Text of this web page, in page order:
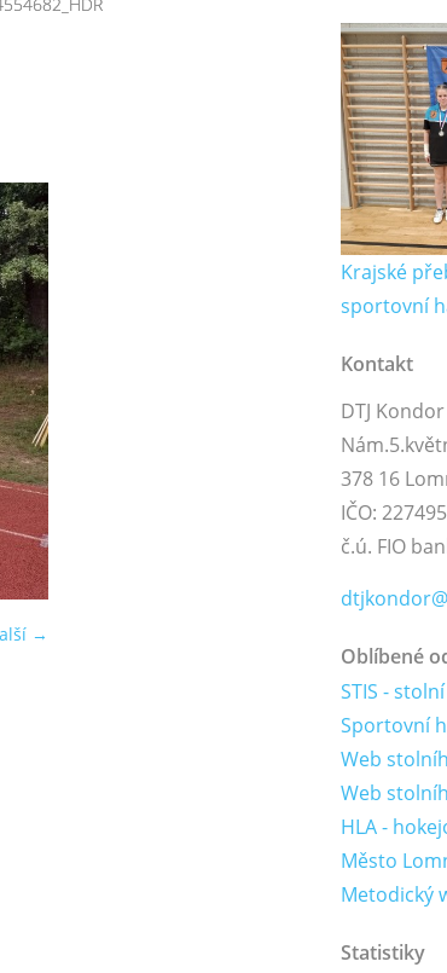
→
Krajské
sportovní
Kontakt
DTJ
378 16
IČO:
č.ú. FIO
Oblíbené
STIS -
Sportovní
Web
Web
HLA -
Město
Metodický
Statistiky